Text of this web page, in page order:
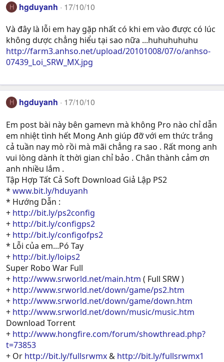
H hgduyanh 17/10/10
Và đây là lỗi em hay gặp nhất có khi em vào được có lúc
không dược chẳng hiểu tại sao nữa ...huhuhuhuhu
http://farm3.anhso.net/upload/20101008/07/o/anhso-
07439_Loi_SRW_MX.jpg
H hgduyanh 17/10/10
Em post bài này bên gamevn mà không Pro nào chỉ dẫn
em nhiệt tình hết Mong Anh giúp đỡ với em thức trắng
cả tuần nay mò rồi mà mãi chẳng ra sao . Rất mong anh
vui lòng dành ít thời gian chỉ bảo . Chân thành cảm ơn
anh nhiều lắm .
Tập Hợp Tất Cả Soft Download Giả Lập PS2
* www.bit.ly/hduyanh
* Hướng Dẫn :
+ http://bit.ly/ps2config
+ http://bit.ly/configps2
+ http://bit.ly/configofps2
* Lỗi của em...Pó Tay
+ http://bit.ly/loips2
Super Robo War Full
+ http://www.srworld.net/main.htm ( Full SRW )
+ http://www.srworld.net/down/game/ps2.htm
+ http://www.srworld.net/down/game/down.htm
+ http://www.srworld.net/down/music/music.htm
Download Torrent
+ http://www.hongfire.com/forum/showthread.php?
t=73853
+ Or http://bit.ly/fullsrwmx& http://bit.ly/fullsrwmx1